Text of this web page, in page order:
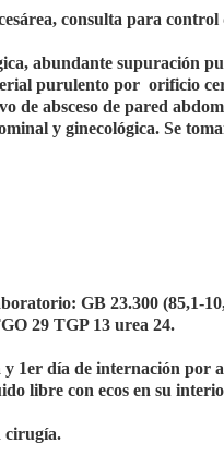
consulta para
abundante supuración
purulento por orificio
de absceso de pared
y ginecológica. Se
GB 23.300 (85,1-
29 TGP 13 urea 24.
y 1er día de internación por
libre con ecos en su
cirugía.